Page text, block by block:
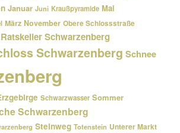
Januar Juni Kraußpyramide Mai
März November Obere Schlossstraße
Ratskeller Schwarzenberg
Schwarzenberg Schnee
Schwarzwasser Sommer
Schwarzenberg
Steinweg Totenstein Unterer Markt